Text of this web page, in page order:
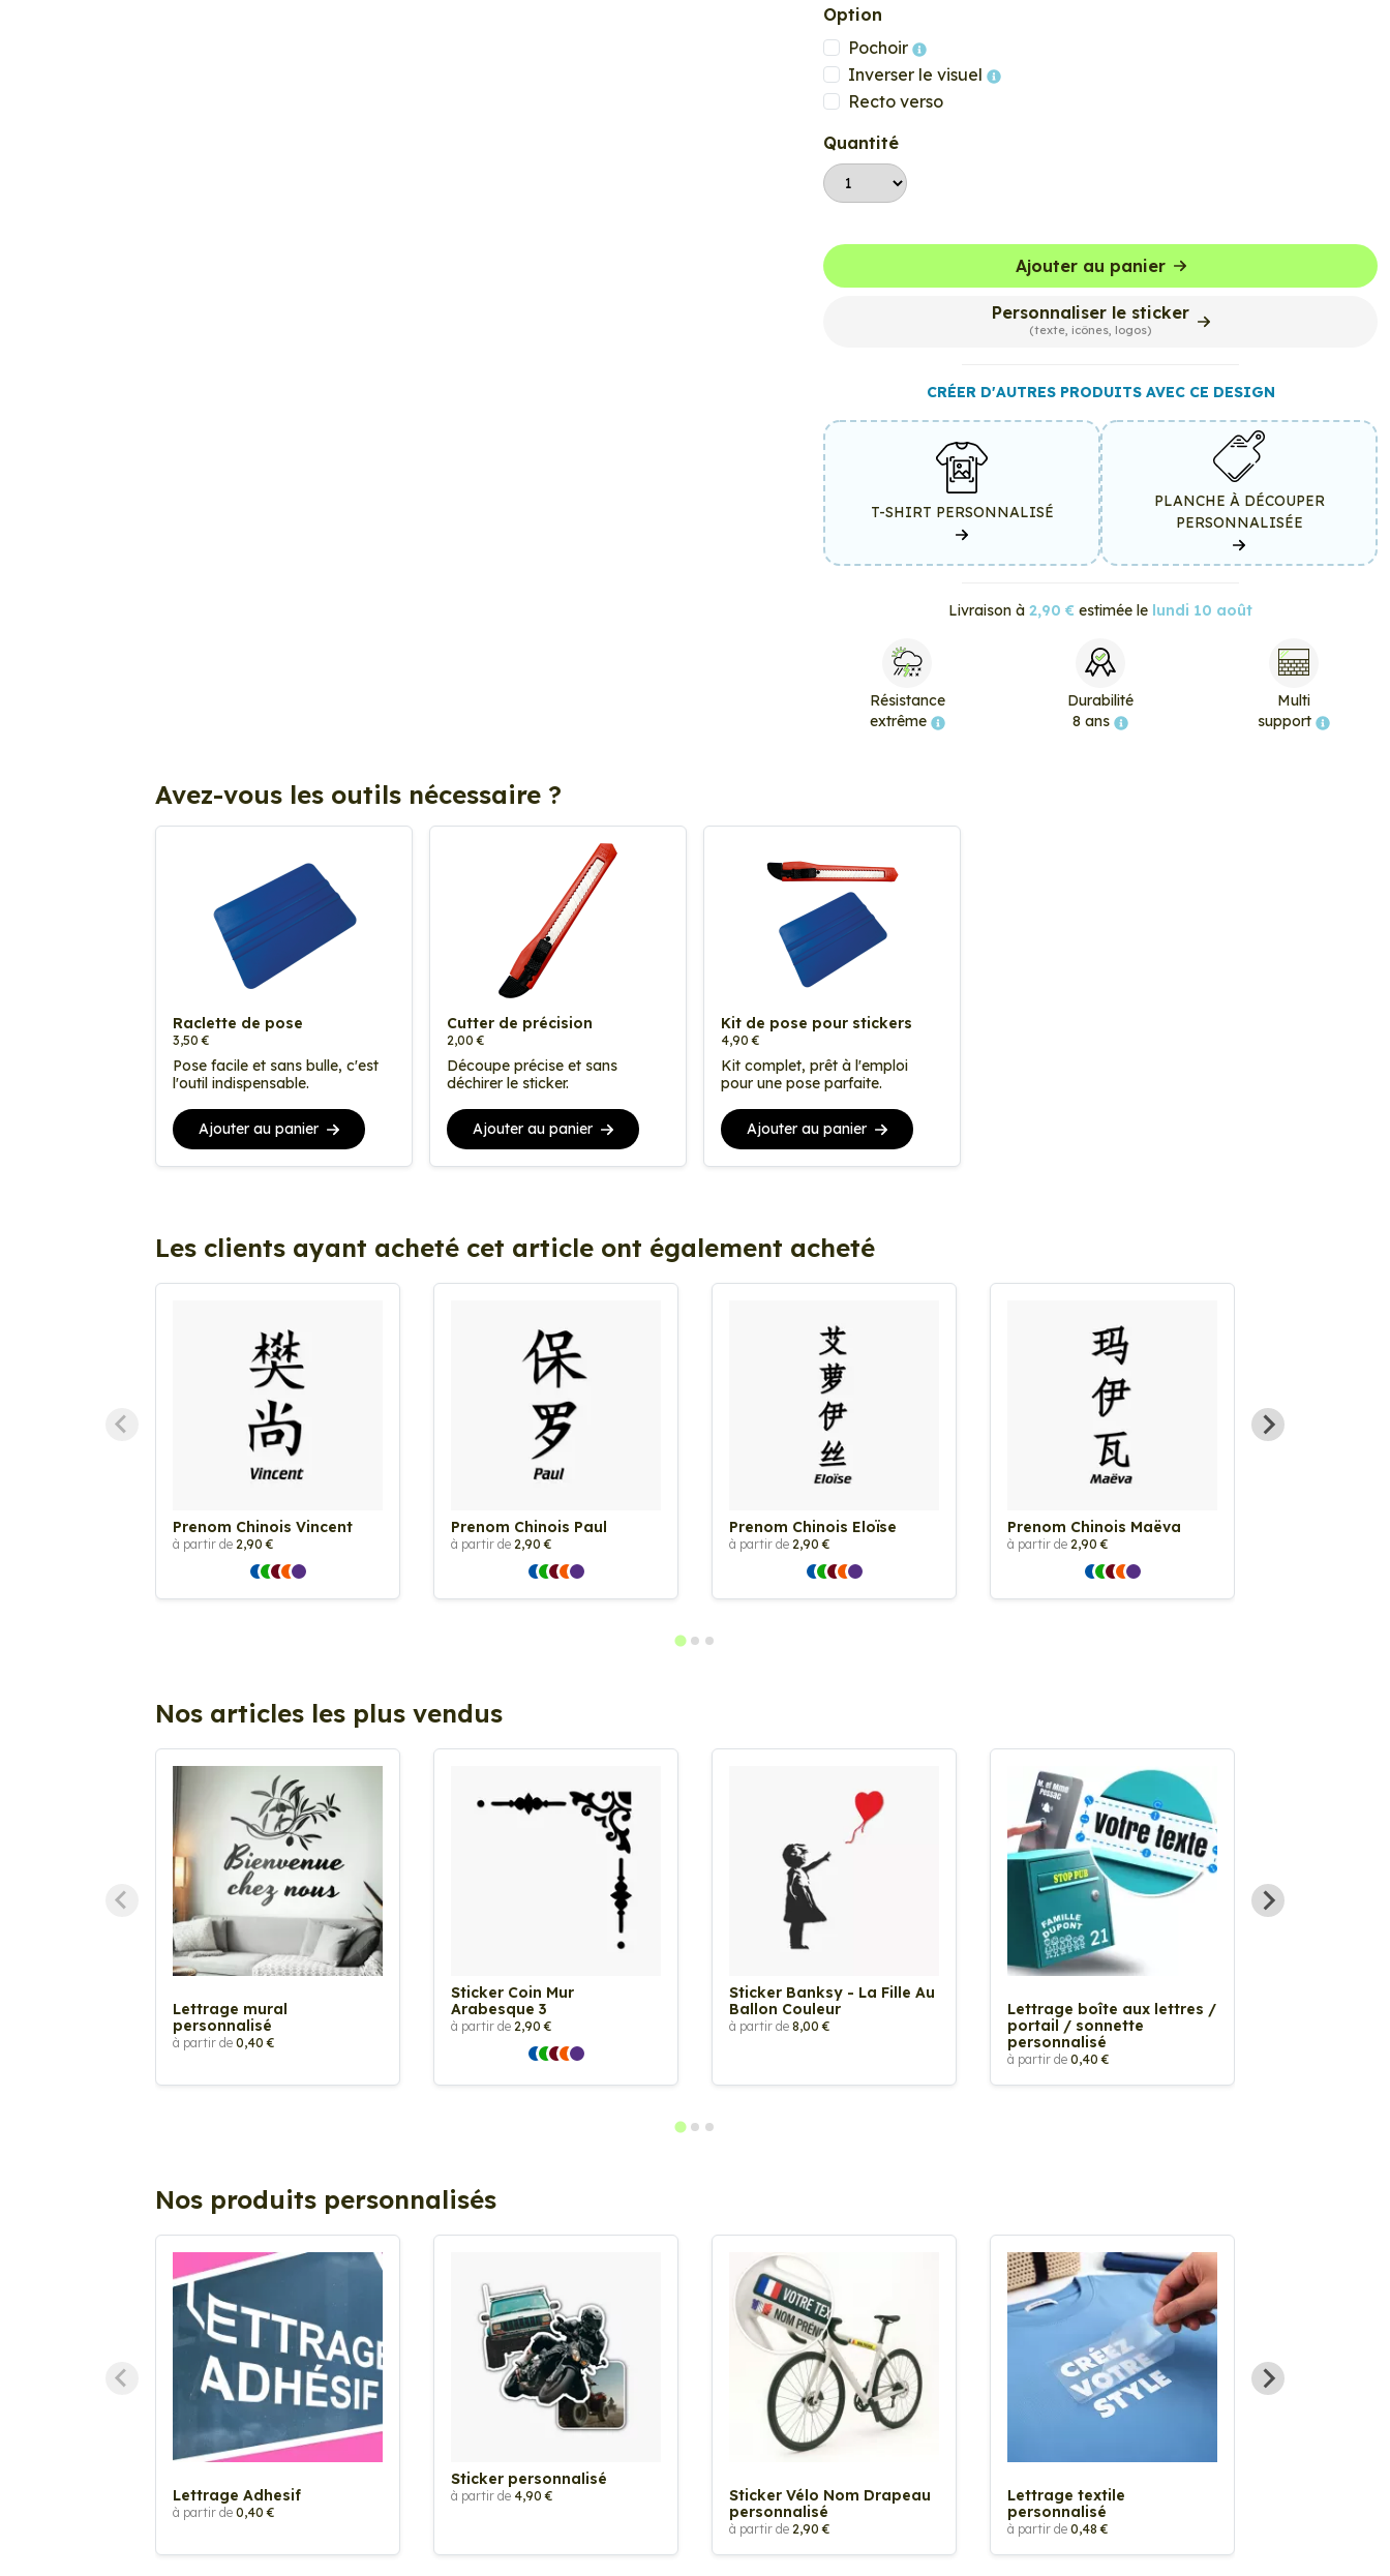
Option
Pochoir
Inverser le visuel
Recto verso
Quantité
Ajouter au panier
Personnaliser le sticker
(texte, icônes, logos)
CRÉER D'AUTRES PRODUITS AVEC CE DESIGN
T-SHIRT PERSONNALISÉ
PLANCHE À DÉCOUPER
PERSONNALISÉE
Livraison à 2,90 € estimée le lundi 10 août
Résistance
extrême
Durabilité
8 ans
Multi
support
Avez-vous les outils nécessaire ?
Raclette de pose
3,50 €
Pose facile et sans bulle, c'est
l'outil indispensable.
Ajouter au panier
Cutter de précision
2,00 €
Découpe précise et sans
déchirer le sticker.
Ajouter au panier
Kit de pose pour stickers
4,90 €
Kit complet, prêt à l'emploi
pour une pose parfaite.
Ajouter au panier
Les clients ayant acheté cet article ont également acheté
Prenom Chinois Vincent
à partir de 2,90 €
Prenom Chinois Paul
à partir de 2,90 €
Prenom Chinois Eloïse
à partir de 2,90 €
Prenom Chinois Maëva
à partir de 2,90 €
Nos articles les plus vendus
Lettrage mural
personnalisé
à partir de 0,40 €
Sticker Coin Mur
Arabesque 3
à partir de 2,90 €
Sticker Banksy - La Fille Au
Ballon Couleur
à partir de 8,00 €
Lettrage boîte aux lettres /
portail / sonnette
personnalisé
à partir de 0,40 €
Nos produits personnalisés
Lettrage Adhesif
à partir de 0,40 €
Sticker personnalisé
à partir de 4,90 €
Sticker Vélo Nom Drapeau
personnalisé
à partir de 2,90 €
Lettrage textile
personnalisé
à partir de 0,48 €